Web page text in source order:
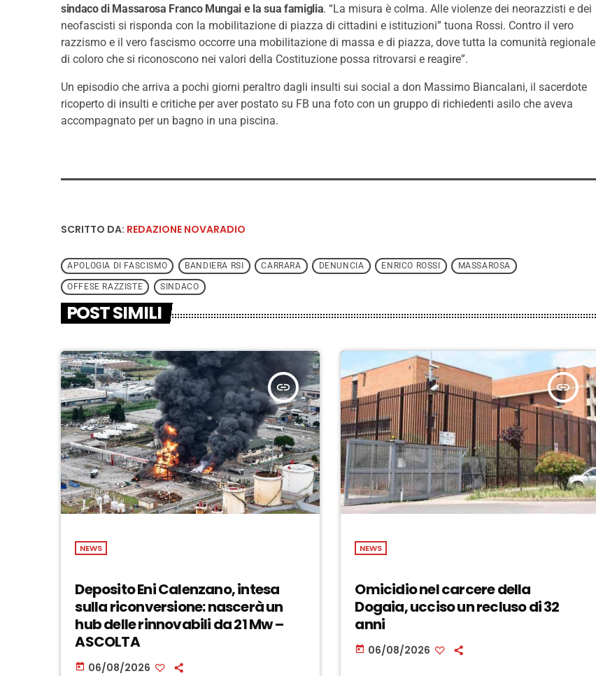
sindaco di Massarosa Franco Mungai e la sua famiglia. “La misura è colma. Alle violenze dei neorazzisti e dei
neofascisti si risponda con la mobilitazione di piazza di cittadini e istituzioni” tuona Rossi. Contro il vero
razzismo e il vero fascismo occorre una mobilitazione di massa e di piazza, dove tutta la comunità regionale
di coloro che si riconoscono nei valori della Costituzione possa ritrovarsi e reagire”.
Un episodio che arriva a pochi giorni peraltro dagli insulti sui social a don Massimo Biancalani, il sacerdote
ricoperto di insulti e critiche per aver postato su FB una foto con un gruppo di richiedenti asilo che aveva
accompagnato per un bagno in una piscina.
SCRITTO DA: REDAZIONE NOVARADIO
APOLOGIA DI FASCISMO BANDIERA RSI CARRARA DENUNCIA ENRICO ROSSI MASSAROSA
OFFESE RAZZISTE SINDACO
POST SIMILI
insert_link
NEWS
Deposito Eni Calenzano, intesa
sulla riconversione: nascerà un
hub delle rinnovabili da 21 Mw –
ASCOLTA
today 06/08/2026
insert_link
NEWS
Omicidio nel carcere della
Dogaia, ucciso un recluso di 32
anni
today 06/08/2026